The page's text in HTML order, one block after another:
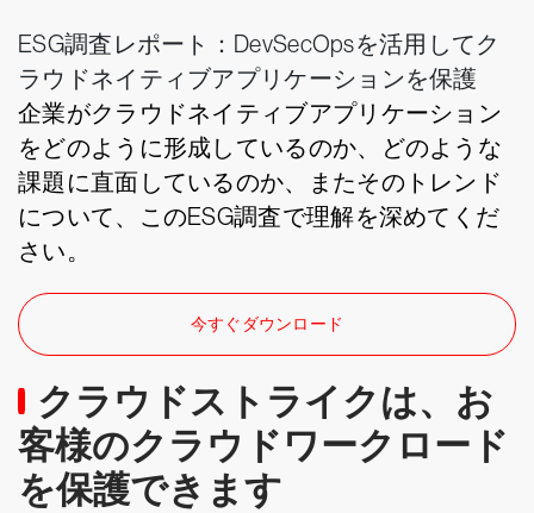
ESG調査レポート：DevSecOpsを活用してク
ラウドネイティブアプリケーションを保護
企業がクラウドネイティブアプリケーション
をどのように形成しているのか、どのような
課題に直面しているのか、またそのトレンド
について、このESG調査で理解を深めてくだ
さい。
今すぐダウンロード
クラウドストライクは、お
客様のクラウドワークロード
を保護できます